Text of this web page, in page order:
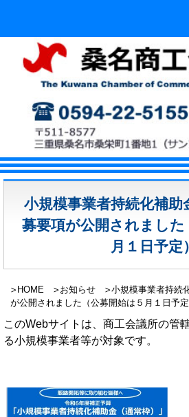
小規模事業者持続化補
募要項が公開されました
月１日予定）
HOME お知らせ
小規模事業者持続
が公開されました（公募開始は５月１日予定
このWebサイトは、商工会議所の管
る小規模事業者等が対象です。